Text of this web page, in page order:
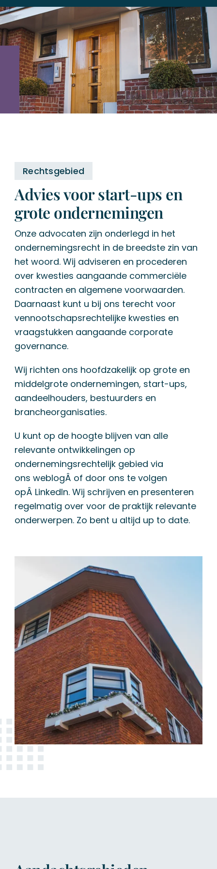
Rechtsgebied
Advies voor start-ups en
grote ondernemingen
Onze advocaten zijn onderlegd in het
ondernemingsrecht in de breedste zin van
het woord. Wij adviseren en procederen
over kwesties aangaande commerciële
contracten en algemene voorwaarden.
Daarnaast kunt u bij ons terecht voor
vennootschapsrechtelijke kwesties en
vraagstukken aangaande corporate
governance.
Wij richten ons hoofdzakelijk op grote en
middelgrote ondernemingen, start-ups,
aandeelhouders, bestuurders en
brancheorganisaties.
U kunt op de hoogte blijven van alle
relevante ontwikkelingen op
ondernemingsrechtelijk gebied via
ons weblogÂ of door ons te volgen
opÂ LinkedIn. Wij schrijven en presenteren
regelmatig over voor de praktijk relevante
onderwerpen. Zo bent u altijd up to date.